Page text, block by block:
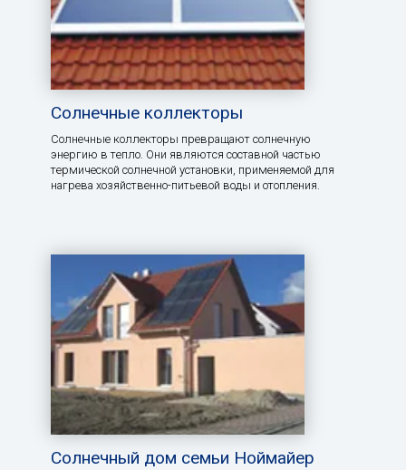
Солнечные коллекторы
Солнечные коллекторы превращают солнечную
энергию в тепло. Они являются составной частью
термической солнечной установки, применяемой для
нагрева хозяйственно-питьевой воды и отопления.
Солнечный дом семьи Ноймайер